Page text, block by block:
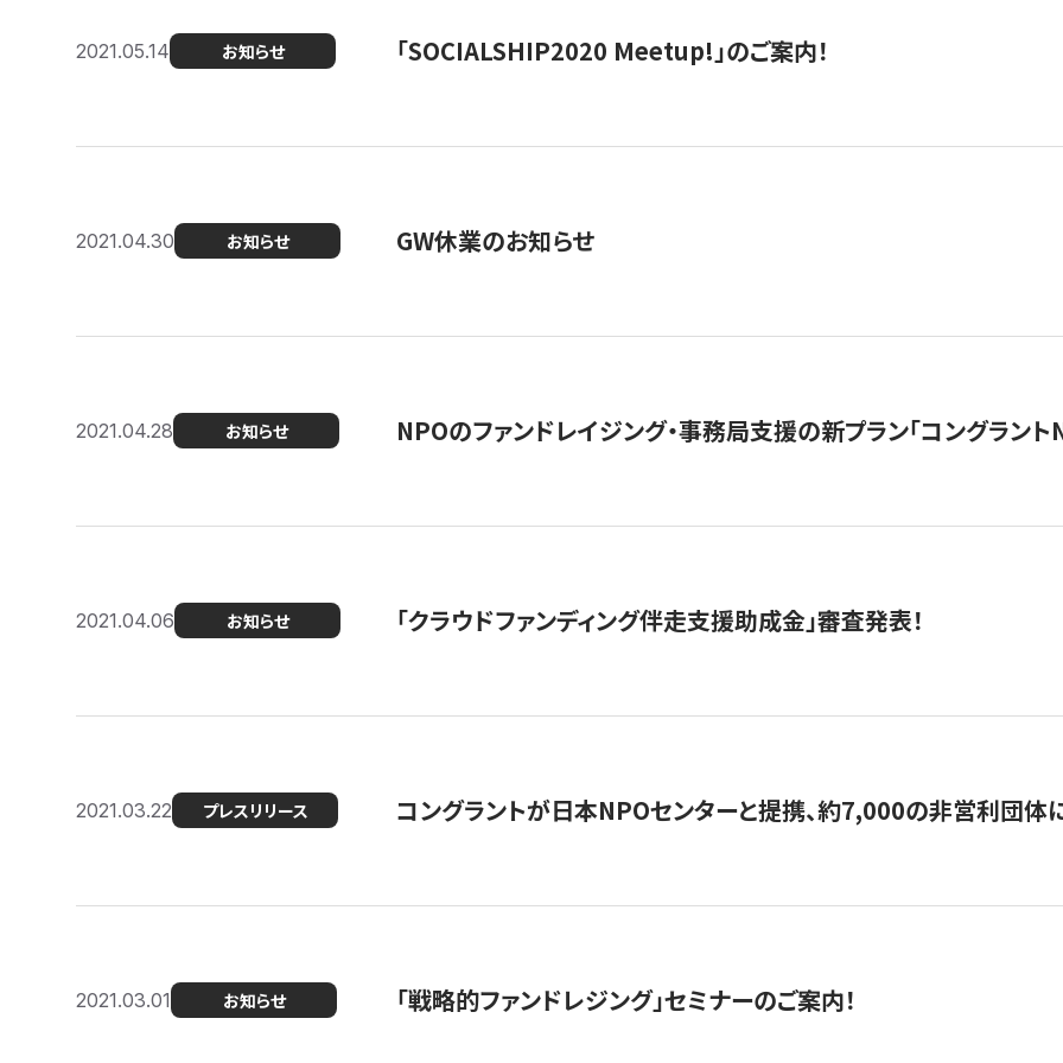
2021.05.14 お知らせ 「SOCIALSHIP2020 Meetup!」のご案内！
2021.04.30 お知らせ GW休業のお知らせ
2021.04.28 お知らせ NPOのファンドレイジング・事務局支援の新プラン「コングラント
2021.04.06 お知らせ 「クラウドファンディング伴走支援助成金」審査発表！
2021.03.22 プレスリリース コングラントが日本NPOセンターと提携、約7,000の非営利団体
2021.03.01 お知らせ 「戦略的ファンドレジング」セミナーのご案内！